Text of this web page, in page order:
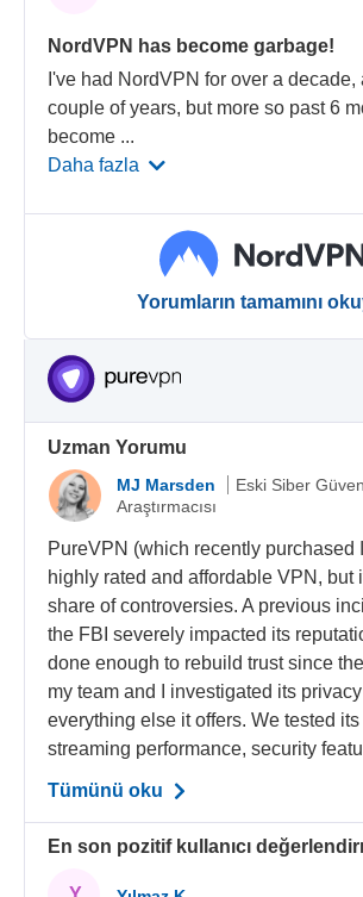
NordVPN has become garbage!
I've had NordVPN for over a decade,
couple of years, but more so past 6
become ...
Daha fazla
Yorumların tamamını
Uzman Yorumu
MJ Marsden
Eski Siber
Araştırmacısı
PureVPN (which recently purchased
highly rated and affordable VPN, but
share of controversies. A previous
the FBI severely impacted its
done enough to rebuild trust since
my team and I investigated its
everything else it offers. We tested
streaming performance, security
Tümünü oku
En son pozitif kullanıcı